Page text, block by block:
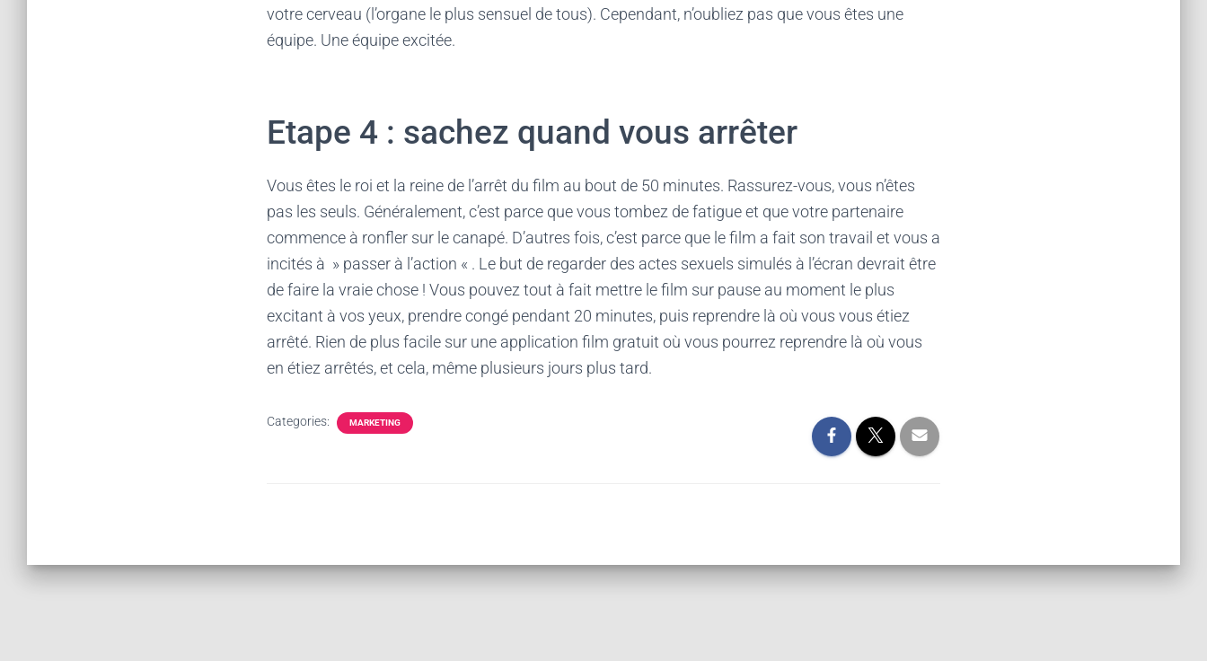
votre cerveau (l’organe le plus sensuel de tous). Cependant, n’oubliez pas que vous êtes une
équipe. Une équipe excitée.
Etape 4 : sachez quand vous arrêter
Vous êtes le roi et la reine de l’arrêt du film au bout de 50 minutes. Rassurez-vous, vous n’êtes
pas les seuls. Généralement, c’est parce que vous tombez de fatigue et que votre partenaire
commence à ronfler sur le canapé. D’autres fois, c’est parce que le film a fait son travail et vous a
incités à » passer à l’action « . Le but de regarder des actes sexuels simulés à l’écran devrait être
de faire la vraie chose ! Vous pouvez tout à fait mettre le film sur pause au moment le plus
excitant à vos yeux, prendre congé pendant 20 minutes, puis reprendre là où vous vous étiez
arrêté. Rien de plus facile sur une application film gratuit où vous pourrez reprendre là où vous
en étiez arrêtés, et cela, même plusieurs jours plus tard.
Categories: MARKETING